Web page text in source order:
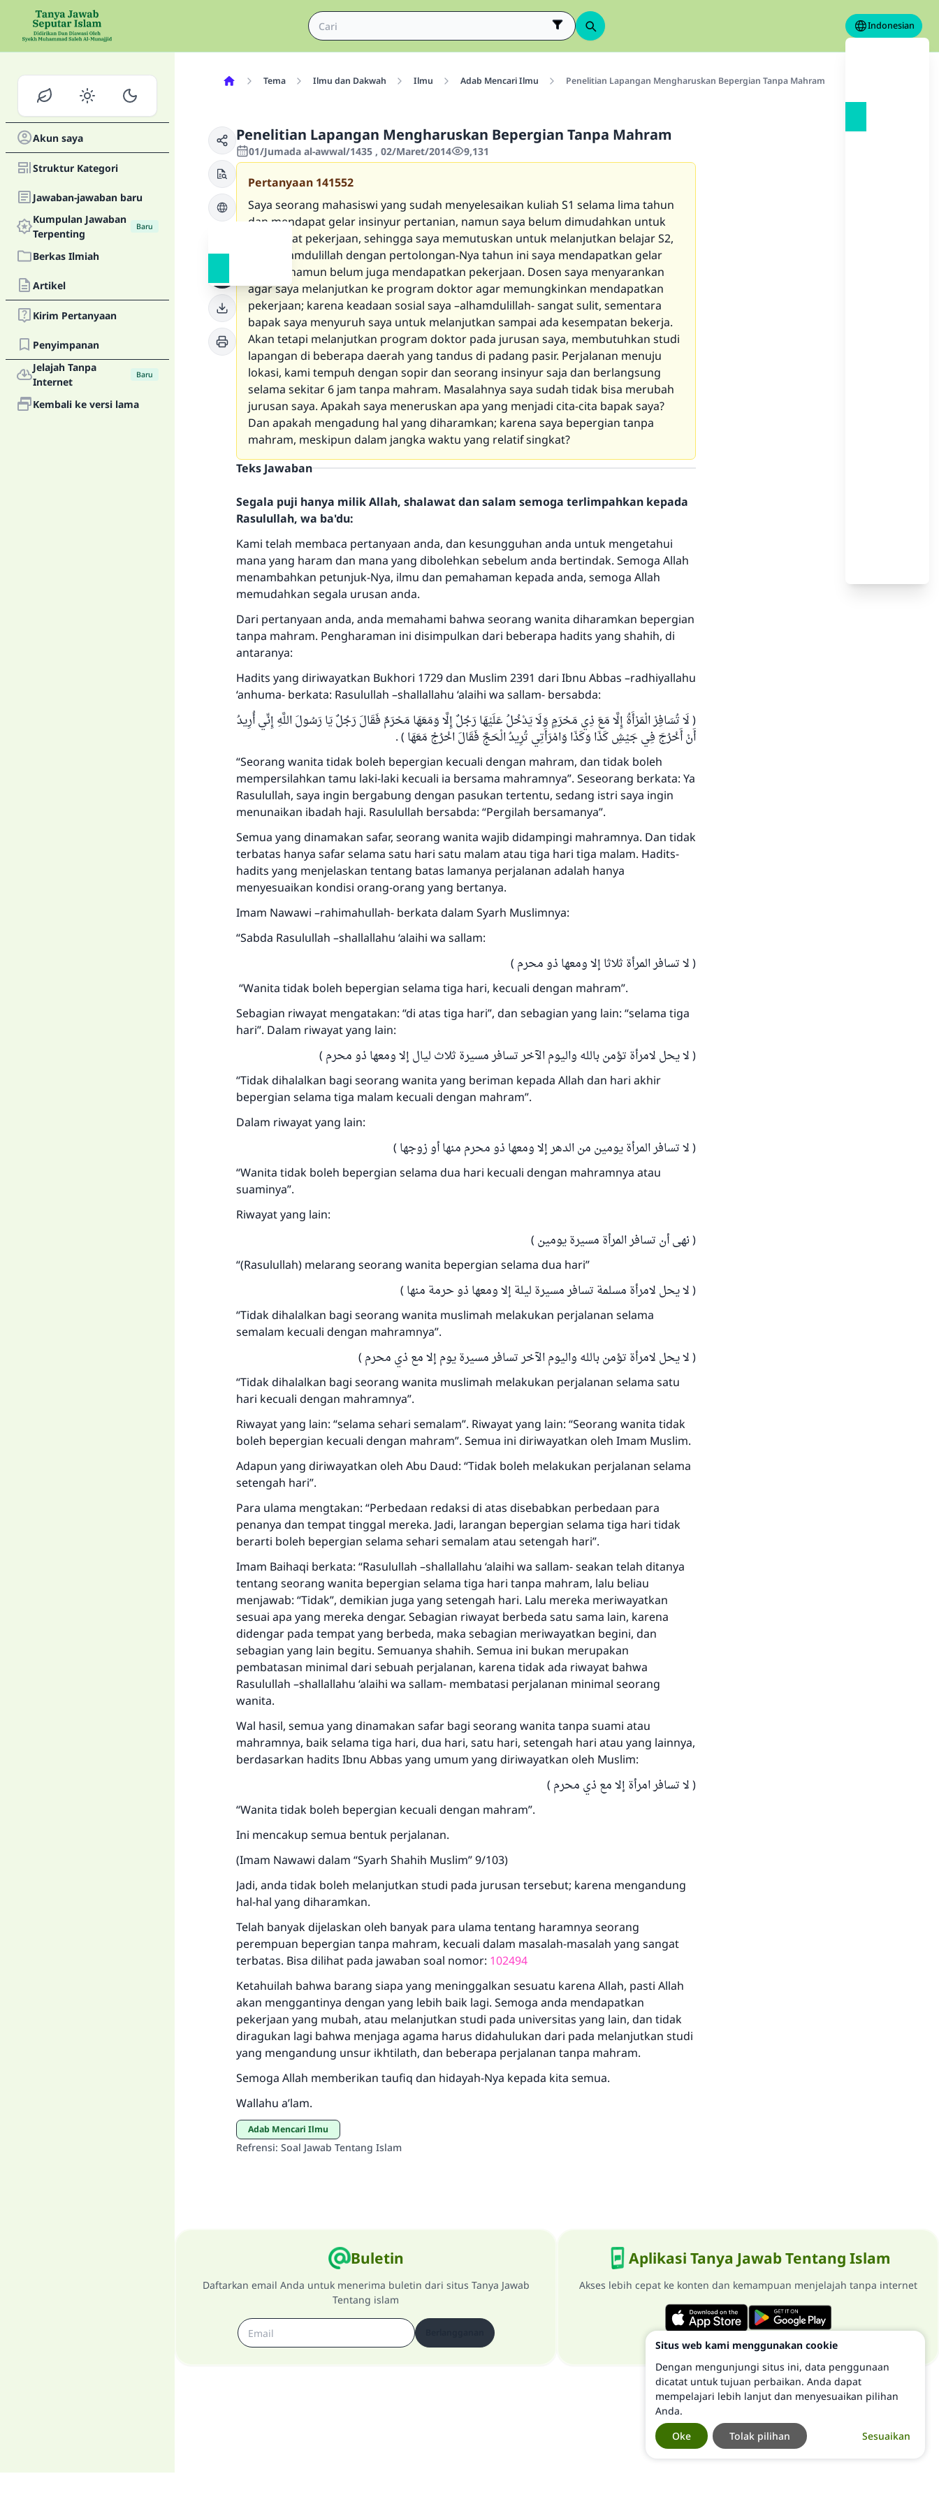
Indonesian
Akun saya
Struktur Kategori
Jawaban-jawaban baru
Kumpulan Jawaban
Terpenting
Baru
Berkas Ilmiah
Artikel
Kirim Pertanyaan
Penyimpanan
Jelajah Tanpa
Internet
Baru
Kembali ke versi lama
Tema Ilmu dan Dakwah Ilmu Adab Mencari Ilmu Penelitian Lapangan Mengharuskan Bepergian Tanpa Mahram
Penelitian Lapangan Mengharuskan Bepergian Tanpa Mahram
01/Jumada al-awwal/1435 , 02/Maret/2014 9,131
Pertanyaan 141552
Saya seorang mahasiswi yang sudah menyelesaikan kuliah S1 selama lima tahun
dan mendapat gelar insinyur pertanian, namun saya belum dimudahkan untuk
mendapat pekerjaan, sehingga saya memutuskan untuk melanjutkan belajar S2,
dan Alhamdulillah dengan pertolongan-Nya tahun ini saya mendapatkan gelar
master, namun belum juga mendapatkan pekerjaan. Dosen saya menyarankan
agar saya melanjutkan ke program doktor agar memungkinkan mendapatkan
pekerjaan; karena keadaan sosial saya –alhamdulillah- sangat sulit, sementara
bapak saya menyuruh saya untuk melanjutkan sampai ada kesempatan bekerja.
Akan tetapi melanjutkan program doktor pada jurusan saya, membutuhkan studi
lapangan di beberapa daerah yang tandus di padang pasir. Perjalanan menuju
lokasi, kami tempuh dengan sopir dan seorang insinyur saja dan berlangsung
selama sekitar 6 jam tanpa mahram. Masalahnya saya sudah tidak bisa merubah
jurusan saya. Apakah saya meneruskan apa yang menjadi cita-cita bapak saya?
Dan apakah mengadung hal yang diharamkan; karena saya bepergian tanpa
mahram, meskipun dalam jangka waktu yang relatif singkat?
Teks Jawaban
Segala puji hanya milik Allah, shalawat dan salam semoga terlimpahkan kepada
Rasulullah, wa ba'du:
Kami telah membaca pertanyaan anda, dan kesungguhan anda untuk mengetahui
mana yang haram dan mana yang dibolehkan sebelum anda bertindak. Semoga Allah
menambahkan petunjuk-Nya, ilmu dan pemahaman kepada anda, semoga Allah
memudahkan segala urusan anda.
Dari pertanyaan anda, anda memahami bahwa seorang wanita diharamkan bepergian
tanpa mahram. Pengharaman ini disimpulkan dari beberapa hadits yang shahih, di
antaranya:
Hadits yang diriwayatkan Bukhori 1729 dan Muslim 2391 dari Ibnu Abbas –radhiyallahu
‘anhuma- berkata: Rasulullah –shallallahu ‘alaihi wa sallam- bersabda:
( لَا تُسَافِرْ الْمَرْأَةُ إِلَّا مَعَ ذِي مَحْرَمٍ وَلَا يَدْخُلُ عَلَيْهَا رَجُلٌ إِلَّا وَمَعَهَا مَحْرَمٌ فَقَالَ رَجُلٌ يَا رَسُولَ اللَّهِ إِنِّي أُرِيدُ
أَنْ أَخْرُجَ فِي جَيْشِ كَذَا وَكَذَا وَامْرَأَتِي تُرِيدُ الْحَجَّ فَقَالَ اخْرُجْ مَعَهَا ) .
“Seorang wanita tidak boleh bepergian kecuali dengan mahram, dan tidak boleh
mempersilahkan tamu laki-laki kecuali ia bersama mahramnya”. Seseorang berkata: Ya
Rasulullah, saya ingin bergabung dengan pasukan tertentu, sedang istri saya ingin
menunaikan ibadah haji. Rasulullah bersabda: “Pergilah bersamanya”.
Semua yang dinamakan safar, seorang wanita wajib didampingi mahramnya. Dan tidak
terbatas hanya safar selama satu hari satu malam atau tiga hari tiga malam. Hadits-
hadits yang menjelaskan tentang batas lamanya perjalanan adalah hanya
menyesuaikan kondisi orang-orang yang bertanya.
Imam Nawawi –rahimahullah- berkata dalam Syarh Muslimnya:
“Sabda Rasulullah –shallallahu ‘alaihi wa sallam:
( لا تسافر المرأة ثلاثا إلا ومعها ذو محرم )
“Wanita tidak boleh bepergian selama tiga hari, kecuali dengan mahram”.
Sebagian riwayat mengatakan: “di atas tiga hari”, dan sebagian yang lain: “selama tiga
hari”. Dalam riwayat yang lain:
( لا يحل لامرأة تؤمن بالله واليوم الآخر تسافر مسيرة ثلاث ليال إلا ومعها ذو محرم )
“Tidak dihalalkan bagi seorang wanita yang beriman kepada Allah dan hari akhir
bepergian selama tiga malam kecuali dengan mahram”.
Dalam riwayat yang lain:
( لا تسافر المرأة يومين من الدهر إلا ومعها ذو محرم منها أو زوجها )
“Wanita tidak boleh bepergian selama dua hari kecuali dengan mahramnya atau
suaminya”.
Riwayat yang lain:
( نهى أن تسافر المرأة مسيرة يومين )
“(Rasulullah) melarang seorang wanita bepergian selama dua hari”
( لا يحل لامرأة مسلمة تسافر مسيرة ليلة إلا ومعها ذو حرمة منها )
“Tidak dihalalkan bagi seorang wanita muslimah melakukan perjalanan selama
semalam kecuali dengan mahramnya”.
( لا يحل لامرأة تؤمن بالله واليوم الآخر تسافر مسيرة يوم إلا مع ذي محرم )
“Tidak dihalalkan bagi seorang wanita muslimah melakukan perjalanan selama satu
hari kecuali dengan mahramnya”.
Riwayat yang lain: “selama sehari semalam”. Riwayat yang lain: “Seorang wanita tidak
boleh bepergian kecuali dengan mahram”. Semua ini diriwayatkan oleh Imam Muslim.
Adapun yang diriwayatkan oleh Abu Daud: “Tidak boleh melakukan perjalanan selama
setengah hari”.
Para ulama mengtakan: “Perbedaan redaksi di atas disebabkan perbedaan para
penanya dan tempat tinggal mereka. Jadi, larangan bepergian selama tiga hari tidak
berarti boleh bepergian selama sehari semalam atau setengah hari”.
Imam Baihaqi berkata: “Rasulullah –shallallahu ‘alaihi wa sallam- seakan telah ditanya
tentang seorang wanita bepergian selama tiga hari tanpa mahram, lalu beliau
menjawab: “Tidak”, demikian juga yang setengah hari. Lalu mereka meriwayatkan
sesuai apa yang mereka dengar. Sebagian riwayat berbeda satu sama lain, karena
didengar pada tempat yang berbeda, maka sebagian meriwayatkan begini, dan
sebagian yang lain begitu. Semuanya shahih. Semua ini bukan merupakan
pembatasan minimal dari sebuah perjalanan, karena tidak ada riwayat bahwa
Rasulullah –shallallahu ‘alaihi wa sallam- membatasi perjalanan minimal seorang
wanita.
Wal hasil, semua yang dinamakan safar bagi seorang wanita tanpa suami atau
mahramnya, baik selama tiga hari, dua hari, satu hari, setengah hari atau yang lainnya,
berdasarkan hadits Ibnu Abbas yang umum yang diriwayatkan oleh Muslim:
( لا تسافر امرأة إلا مع ذي محرم )
“Wanita tidak boleh bepergian kecuali dengan mahram”.
Ini mencakup semua bentuk perjalanan.
(Imam Nawawi dalam “Syarh Shahih Muslim” 9/103)
Jadi, anda tidak boleh melanjutkan studi pada jurusan tersebut; karena mengandung
hal-hal yang diharamkan.
Telah banyak dijelaskan oleh banyak para ulama tentang haramnya seorang
perempuan bepergian tanpa mahram, kecuali dalam masalah-masalah yang sangat
terbatas. Bisa dilihat pada jawaban soal nomor: 102494
Ketahuilah bahwa barang siapa yang meninggalkan sesuatu karena Allah, pasti Allah
akan menggantinya dengan yang lebih baik lagi. Semoga anda mendapatkan
pekerjaan yang mubah, atau melanjutkan studi pada universitas yang lain, dan tidak
diragukan lagi bahwa menjaga agama harus didahulukan dari pada melanjutkan studi
yang mengandung unsur ikhtilath, dan beberapa perjalanan tanpa mahram.
Semoga Allah memberikan taufiq dan hidayah-Nya kepada kita semua.
Wallahu a’lam.
Adab Mencari Ilmu
Refrensi: Soal Jawab Tentang Islam
Buletin
Daftarkan email Anda untuk menerima buletin dari situs Tanya Jawab
Tentang islam
Aplikasi Tanya Jawab Tentang Islam
Akses lebih cepat ke konten dan kemampuan menjelajah tanpa internet
Jawaban no. 110845 menyelamatkan
pernikahan.
"Siapa yang menunjukkan suatu kebaikan, meka dia akan
mendapatkan pahala yang sama dengan orang yang
melakukannya"
MUSLIM, 1893
Situs web kami menggunakan cookie
Dengan mengunjungi situs ini, data penggunaan
dicatat untuk tujuan perbaikan. Anda dapat
mempelajari lebih lanjut dan menyesuaikan pilihan
Anda.
Sesuaikan
Tolak pilihan
Oke